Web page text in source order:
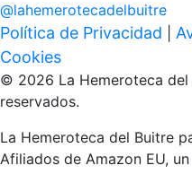
@lahemerotecadelbuitre
Política de Privacidad
Cookies
© 2026 La Hemeroteca
reservados.
La Hemeroteca del Buitre
Afiliados de Amazon EU,